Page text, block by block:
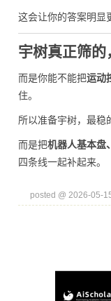
这会让你的答案明显
宇树真正筛的
而是你能不能把运动
住。
所以准备宇树，最稳
而是把机器人基本盘
四条线一起补起来。
posted @ 2026-05-